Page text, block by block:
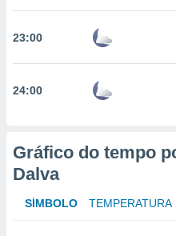
ou opor-
qualquer
23:00
24:00
Gráfico do tempo
Dalva
SÍMBOLO TEMPERATURA